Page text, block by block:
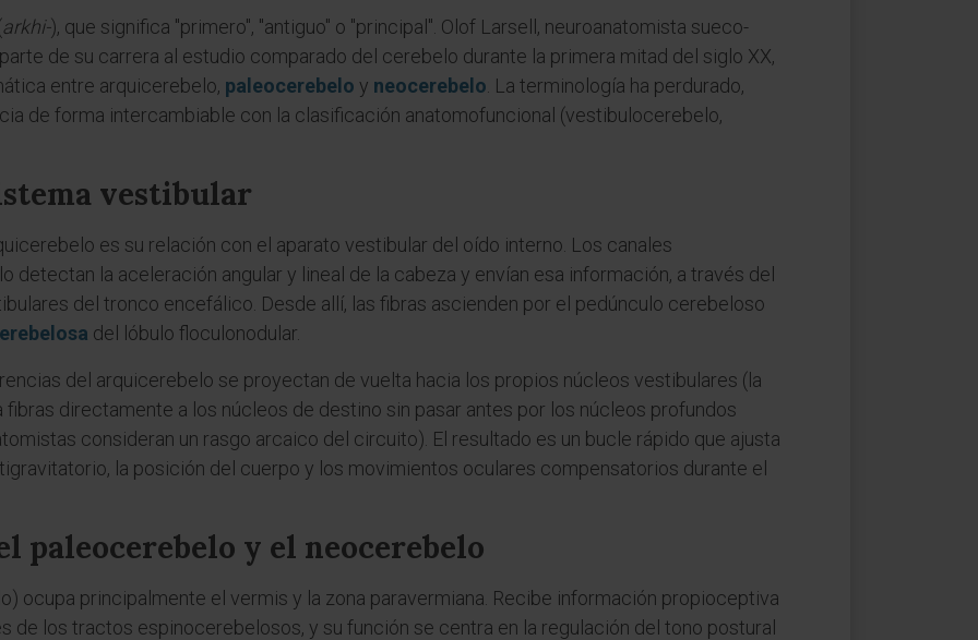
arkhi-), que significa "primero", "antiguo" o "principal". Olof Larsell, neuroanatomista sueco-
de su carrera al estudio comparado del cerebelo durante la primera mitad del siglo XX,
entre arquicerebelo, paleocerebelo y neocerebelo . La terminología ha perdurado,
de forma intercambiable con la clasificación anatomofuncional (vestibulocerebelo,
vestibular
es su relación con el aparato vestibular del oído interno. Los canales
detectan la aceleración angular y lineal de la cabeza y envían esa información, a través del
del tronco encefálico. Desde allí, las fibras ascienden por el pedúnculo cerebeloso
del lóbulo floculonodular.
del arquicerebelo se proyectan de vuelta hacia los propios núcleos vestibulares (la
directamente a los núcleos de destino sin pasar antes por los núcleos profundos
consideran un rasgo arcaico del circuito). El resultado es un bucle rápido que ajusta
la posición del cuerpo y los movimientos oculares compensatorios durante el
paleocerebelo y el neocerebelo
ocupa principalmente el vermis y la zona paravermiana. Recibe información propioceptiva
de los tractos espinocerebelosos, y su función se centra en la regulación del tono postural